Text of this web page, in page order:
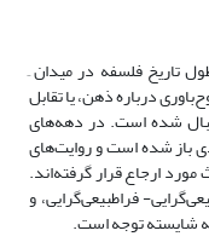
تاریخ فلسفه در میدان
درباره ذهن، یا تقابل
شده است. در دهه‌‌های
باز شده است و روایت‌‌های
ارجاع قرار گرفته‌‌‌اند.
فرا‌طبیعی‌گرایی، و
شایسته توجه است.